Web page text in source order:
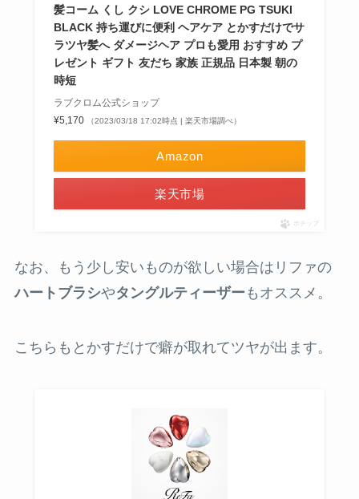
髪コーム くし クシ LOVE CHROME PG TSUKI
BLACK 持ち運びに便利 ヘアケア とかすだけでサ
ラツヤ髪へ ダメージヘア プロも愛用 おすすめ プ
レゼント ギフト 友だち 家族 正規品 日本製 朝の
時短
ラブクロム公式ショップ
¥5,170
（2023/03/18 17:02時点 | 楽天市場調べ）
Amazon
楽天市場
ポチップ
なお、もう少し安いものが欲しい場合はリファの
ハートブラシやタングルティーザー もオススメ。
こちらもとかすだけで癖が取れてツヤが出ます。